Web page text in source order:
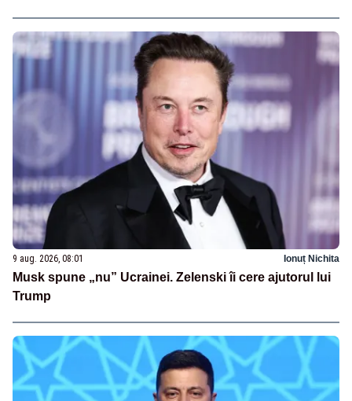
9 aug. 2026, 08:01 Ionuț Nichita
Musk spune „nu” Ucrainei. Zelenski îi cere ajutorul lui
Trump